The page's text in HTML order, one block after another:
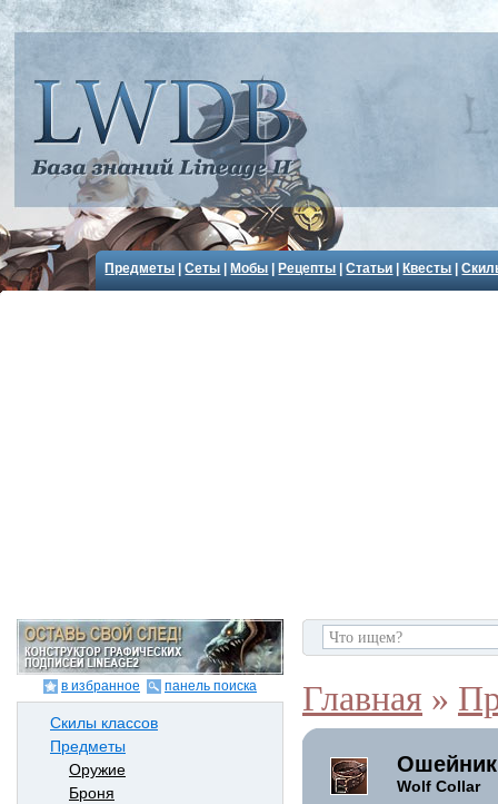
Предметы |Сеты Мобы Рецепты |Статьи Квесты |
в избранное панель поиска
Скилы классов
Предметы
Оружие
Броня
Главная »
Wolf Collar